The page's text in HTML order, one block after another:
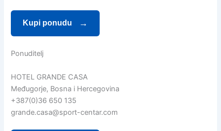
Kupi ponudu
Ponuditelj
HOTEL GRANDE CASA
Međugorje, Bosna i Hercegovina
+387(0)36 650 135
grande.casa@sport-centar.com